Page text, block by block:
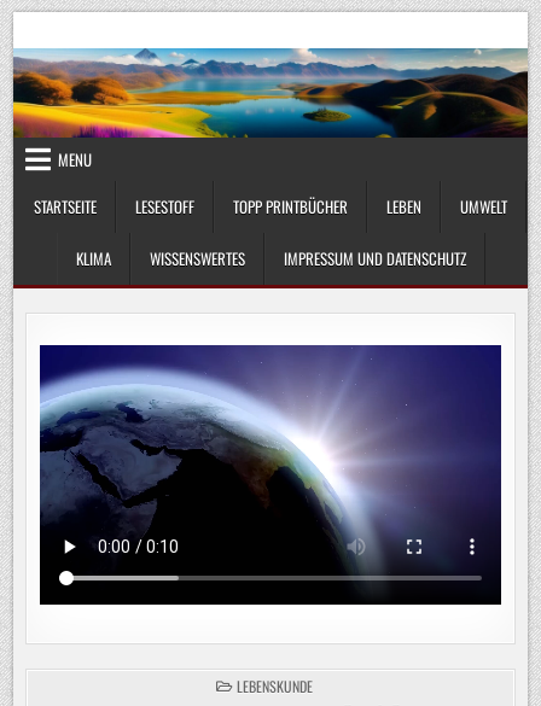
Skip
to
content
UmweltKlima.com
MENU
STARTSEITE
LESESTOFF TOPP PRINTBÜCHER LEBEN UMWELT
KLIMA WISSENSWERTES IMPRESSUM UND DATENSCHUTZ
POSTED
IN
LEBENSKUNDE